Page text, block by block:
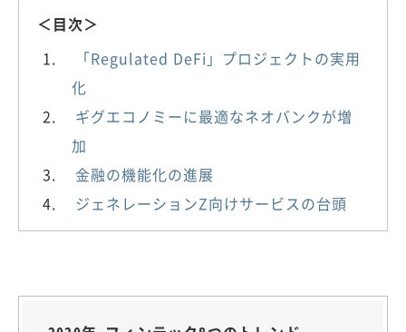
＜目次＞
「Regulated DeFi」プロジェクトの実用
化
ギグエコノミーに最適なネオバンクが増
加
金融の機能化の進展
ジェネレーションZ向けサービスの台頭